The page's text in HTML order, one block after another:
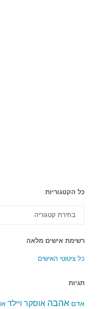
כל הקטגוריות
הקטגוריות
רשימת אישים מלאה
כל ציטוטי האישים
תגיות
אדם אהבה אוסקר ויילד